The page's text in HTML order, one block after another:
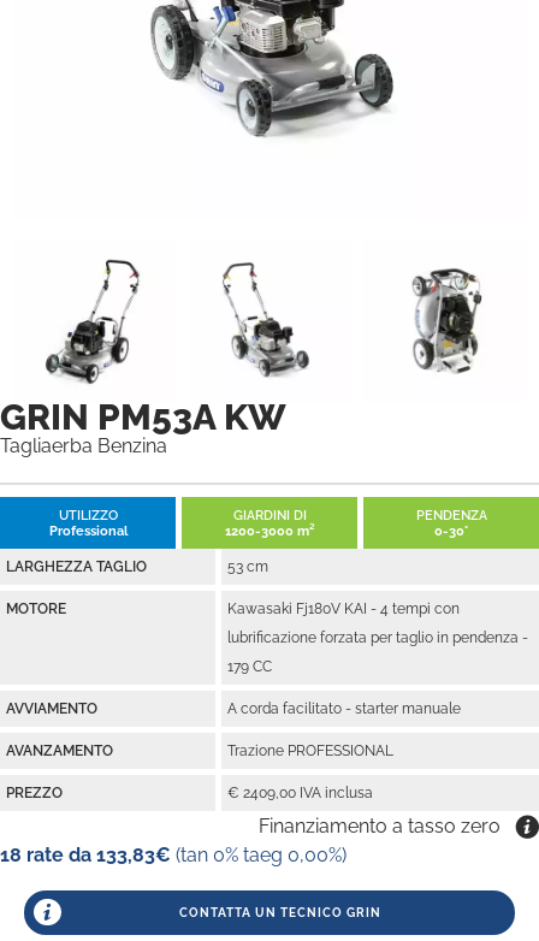
GRIN PM53A KW
Tagliaerba Benzina
UTILIZZO
Professional
GIARDINI DI
1200-3000 m²
PENDENZA
0-30°
LARGHEZZA TAGLIO 53 cm
MOTORE
Kawasaki Fj180V KAI - 4 tempi con
lubrificazione forzata per taglio in pendenza -
179 CC
AVVIAMENTO A corda facilitato - starter manuale
AVANZAMENTO Trazione PROFESSIONAL
PREZZO € 2409,00 IVA inclusa
Finanziamento a tasso zero
18 rate da 133,83€ (tan 0% taeg 0,00%)
CONTATTA UN TECNICO GRIN